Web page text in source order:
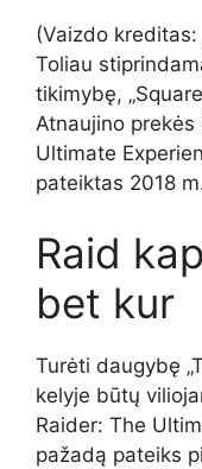
(Vaizdo kreditas:
Toliau
tikimybę,
Atnaujino prekės
Ultimate
pateiktas 2018
Raid
bet kur
Turėti daugybę
kelyje būtų
Raider: The
pažadą pateiks